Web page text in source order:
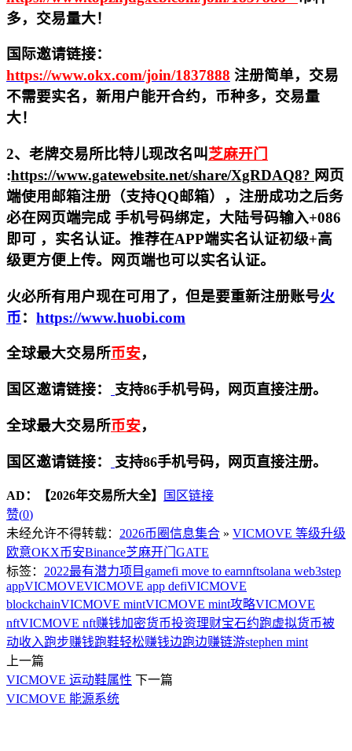
多，交易量大！
国际邀请链接：
https://www.okx.com/join/1837888 注册简单，交易
不需要实名，新用户能开合约， 币种多，交易量
大！
2、老牌交易所比特儿现改名叫芝麻开门
:https://www.gatewebsite.net/share/XgRDAQ8? 网页
端使用邮箱注册（支持QQ邮箱），注册成功之后务
必在网页端完成 手机号码绑定，大陆号码输入+086
即可 ，实名认证。推荐在APP端实名认证初级+高
级更方便上传。网页端也可以实名认证。
火必所有用户现在可用了，但是要重新注册账号火
币： https://www.huobi.com
全球最大交易所币安，
国区邀请链接： 支持86手机号码，网页直接注册。
全球最大交易所币安，
国区邀请链接： 支持86手机号码，网页直接注册。
AD： 【2026年交易所大全】
国区链接
赞(0)
未经允许不得转载： 2026币圈信息集合 » VICMOVE 等级升级
欧意OKX币安Binance芝麻开门GATE
标签： 2022最有潜力项目 gamefi move to earnnftsolana web3step
appVICMOVEVICMOVE app defiVICMOVE
blockchainVICMOVE mintVICMOVE mint攻略VICMOVE
nftVICMOVE nft赚钱加密货币投资理财宝石约跑虚拟货币被
动收入跑步赚钱跑鞋轻松赚钱边跑边赚链游stephen mint
上一篇
VICMOVE 运动鞋属性 下一篇
VICMOVE 能源系统